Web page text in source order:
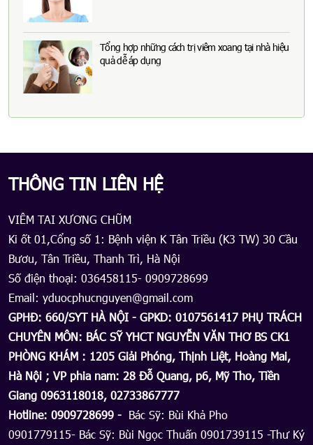
Tổng hợp những cách trị viêm xoang tại nhà hiệu
quả dễ áp dụng
THÔNG TIN LIÊN HỆ
VIÊM TAI XƯƠNG CHŨM
Ki ốt 01,Cổng số 1: Bệnh viện K Tân Triều (K3 TW) 30 Cầu
Bươu, Tân Triều, Thanh Trì, Hà Nội
Số điện thoại: 036458115- 0909728699
Email: yduocphucnguyen@gmail.com
GPHĐ: 660/SYT HÀ NỘI - GPKD: 0107561417 PHỤ TRÁCH
CHUYÊN MÔN: BÁC SỸ YHCT NGUYỄN VĂN THƠ BS CK1
PHÒNG KHÁM : 1205 Giải Phóng, Thịnh Liệt, Hoàng Mai,
Hà Nội ; VP phia nam: 28 Đỗ Quang, p6, Mỹ Tho, Tiền
Giang 0963118018, 02733867777
Hotline: 0909728699 - Bác Sỹ: Bùi Khả Pho
0901779115- Bác Sỹ: Bùi Ngọc Thuấn 0901739115 -Thư Ký